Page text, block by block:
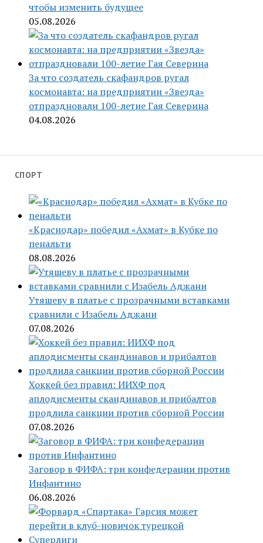
чтобы изменить будущее
05.08.2026
За что создатель скафандров ругал
космонавта: на предприятии «Звезда»
отпраздновали 100-летие Гая Северина
04.08.2026
СПОРТ
«Краснодар» победил «Ахмат» в Кубке по
пенальти
08.08.2026
Утяшеву в платье с прозрачными вставками
сравнили с Изабель Аджани
07.08.2026
Хоккей без правил: ИИХФ под
аплодисменты скандинавов и прибалтов
продлила санкции против сборной России
07.08.2026
Заговор в ФИФА: три конфедерации против
Инфантино
06.08.2026